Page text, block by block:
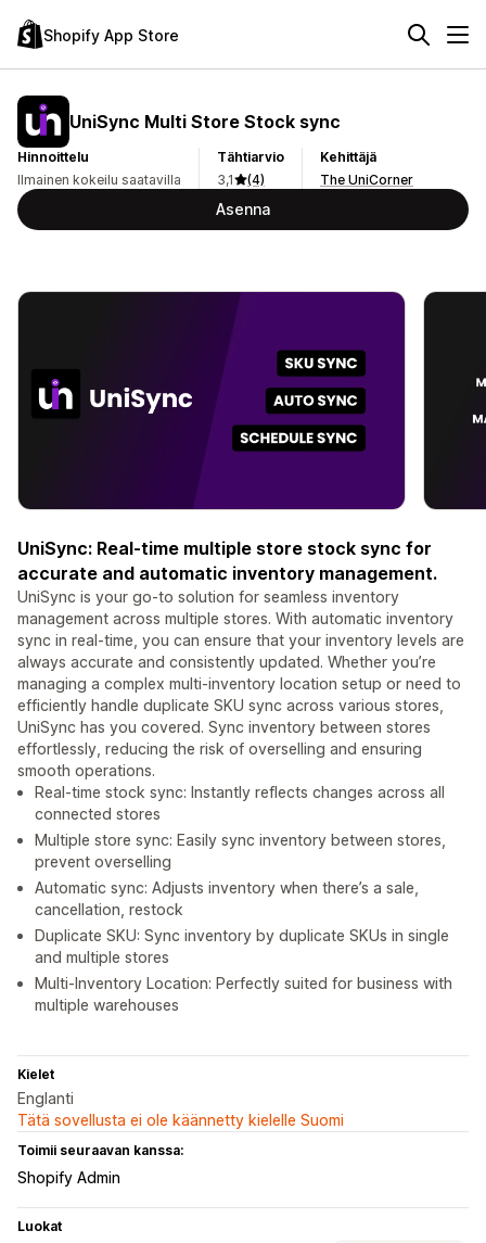
Shopify App Store
UniSync Multi Store Stock sync
Hinnoittelu
Ilmainen kokeilu saatavilla
Tähtiarvio
3,1
(4)
Kehittäjä
The UniCorner
Asenna
UniSync: Real-time multiple store stock sync for
accurate and automatic inventory management.
UniSync is your go-to solution for seamless inventory
management across multiple stores. With automatic inventory
sync in real-time, you can ensure that your inventory levels are
always accurate and consistently updated. Whether you’re
managing a complex multi-inventory location setup or need to
efficiently handle duplicate SKU sync across various stores,
UniSync has you covered. Sync inventory between stores
effortlessly, reducing the risk of overselling and ensuring
smooth operations.
Real-time stock sync: Instantly reflects changes across all
connected stores
Multiple store sync: Easily sync inventory between stores,
prevent overselling
Automatic sync: Adjusts inventory when there’s a sale,
cancellation, restock
Duplicate SKU: Sync inventory by duplicate SKUs in single
and multiple stores
Multi-Inventory Location: Perfectly suited for business with
multiple warehouses
Kielet
Englanti
Tätä sovellusta ei ole käännetty kielelle Suomi
Toimii seuraavan kanssa:
Shopify Admin
Luokat